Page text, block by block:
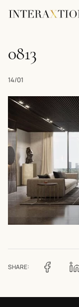
0813
14/01
SHARE: